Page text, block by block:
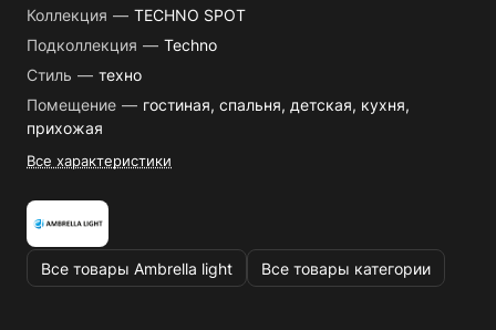
Коллекция — TECHNO SPOT
Подколлекция — Techno
Стиль — техно
Помещение — гостиная, спальня, детская, кухня,
прихожая
Все характеристики
Все товары Ambrella light Все товары категории